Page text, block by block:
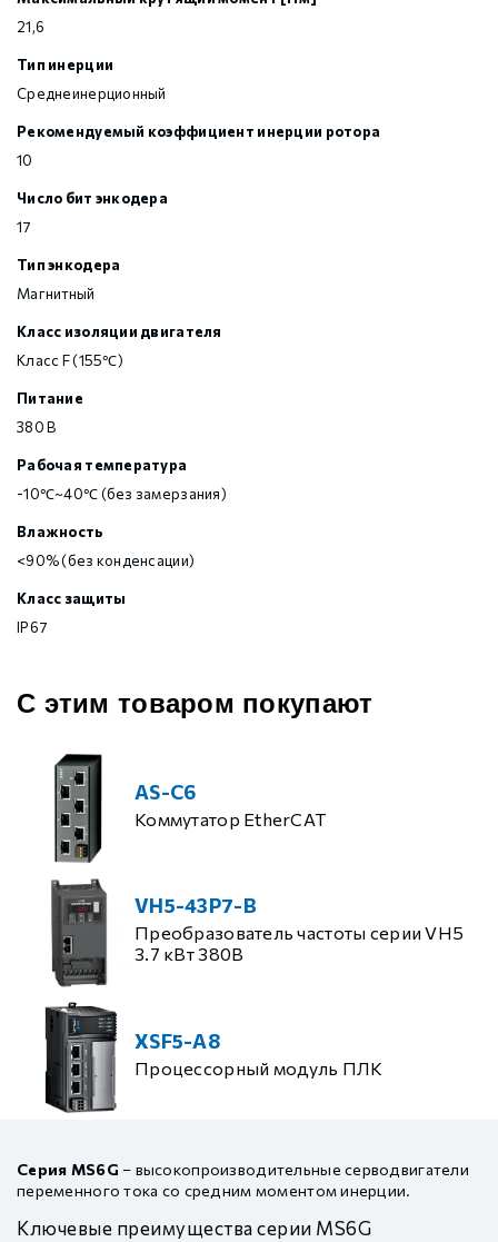
21,6
Тип инерции
Среднеинерционный
Рекомендуемый коэффициент инерции ротора
10
Число бит энкодера
17
Тип энкодера
Магнитный
Класс изоляции двигателя
Класс F (155℃)
Питание
380 В
Рабочая температура
-10℃~40℃ (без замерзания)
Влажность
<90% (без конденсации)
Класс защиты
IP67
С этим товаром покупают
AS-C6
Коммутатор EtherCAT
VH5-43P7-B
Преобразователь частоты серии VH5
3.7 кВт 380В
XSF5-A8
Процессорный модуль ПЛК
Серия MS6G – высокопроизводительные серводвигатели
переменного тока со средним моментом инерции.
Ключевые преимущества серии MS6G